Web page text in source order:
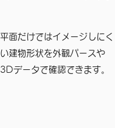
平面だけではイメージしにく
い建物形状を外観パースや
3Dデータで確認できます。